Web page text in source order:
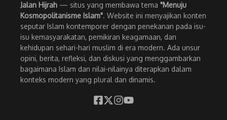
Jalan Hijrah — situs yang membawa tema "Menuju
Kosmopolitanisme Islam". Website ini menyajikan konten
seputar Islam kontemporer dengan penekanan pada isu-
isu kemasyarakatan, pemikiran keagamaan, dan
kehidupan sehari-hari muslim di era modern. Ada unsur
opini, berita, refleksi, dan diskusi yang menggambarkan
bagaimana Islam dan nilai-nilainya diterapkan dalam
konteks modern yang plural dan dinamis.